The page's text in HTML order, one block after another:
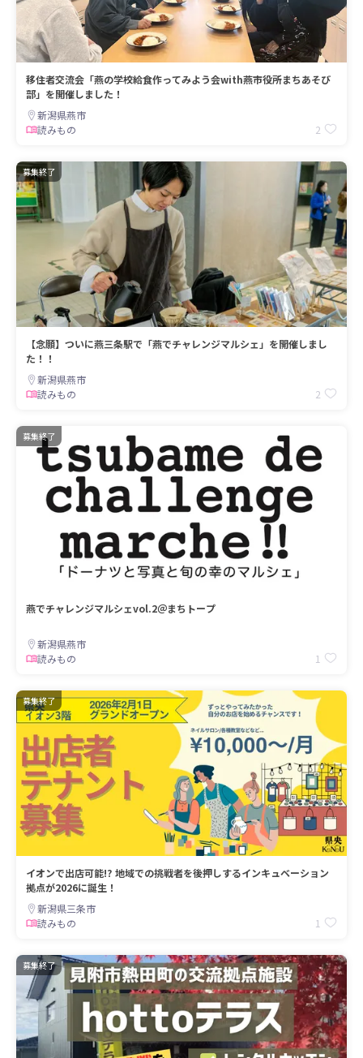
移住者交流会「燕の学校給食作ってみよう会with燕市役所まちあそび
部」を開催しました！
新潟県燕市
読みもの
2
募集終了
【念願】ついに燕三条駅で「燕でチャレンジマルシェ」を開催しまし
た！！
新潟県燕市
読みもの
2
募集終了
燕でチャレンジマルシェvol.2＠まちトープ
新潟県燕市
読みもの
1
募集終了
イオンで出店可能!? 地域での挑戦者を後押しするインキュベーション
拠点が2026に誕生！
新潟県三条市
読みもの
1
募集終了